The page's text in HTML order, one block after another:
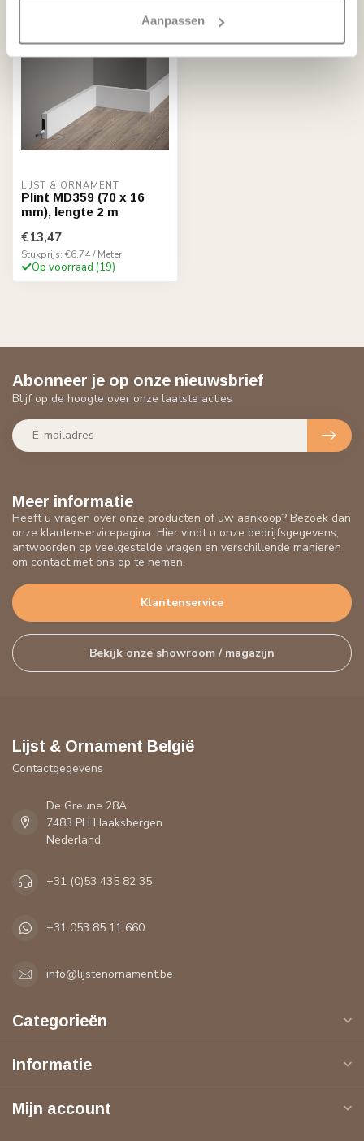
Aanpassen
LIJST & ORNAMENT
Plint MD359 (70 x 16
mm), lengte 2 m
€13,47
Stukprijs: €6,74 / Meter
Op voorraad (19)
Meer informatie
Heeft u vragen over onze producten of uw aankoop? Bezoek dan
onze klantenservicepagina. Hier vindt u onze bedrijfsgegevens,
antwoorden op veelgestelde vragen en verschillende manieren
om contact met ons op te nemen.
Klantenservice
Bekijk onze showroom / magazijn
Abonneer je op onze nieuwsbrief
Blijf op de hoogte over onze laatste acties
Lijst & Ornament België
Contactgegevens
De Greune 28A
7483 PH Haaksbergen
Nederland
+31 (0)53 435 82 35
+31 053 85 11 660
info@lijstenornament.be
Categorieën
Informatie
Mijn account